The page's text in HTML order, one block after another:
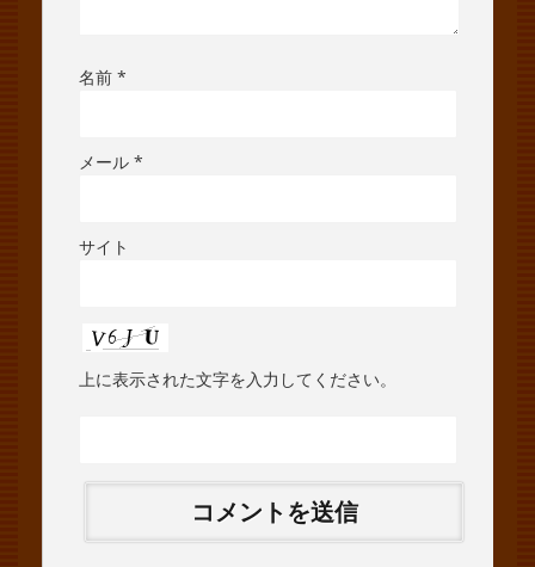
名前 *
メール *
サイト
上に表示された文字を入力してください。